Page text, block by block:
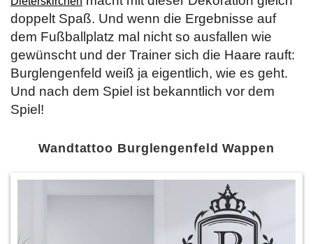
doppelt Spaß. Und wenn die Ergebnisse auf
dem Fußballplatz mal nicht so ausfallen wie
gewünscht und der Trainer sich die Haare rauft:
Burglengenfeld weiß ja eigentlich, wie es geht.
Und nach dem Spiel ist bekanntlich vor dem
Spiel!
Wandtattoo Burglengenfeld Wappen